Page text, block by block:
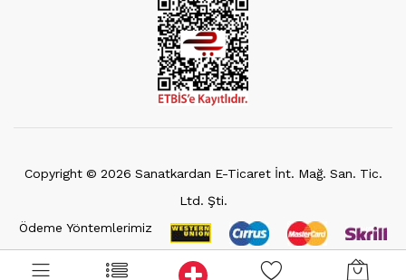
Copyright © 2026 Sanatkardan E-Ticaret İnt. Mağ. San. Tic.
Ltd. Şti.
Ödeme Yöntemlerimiz